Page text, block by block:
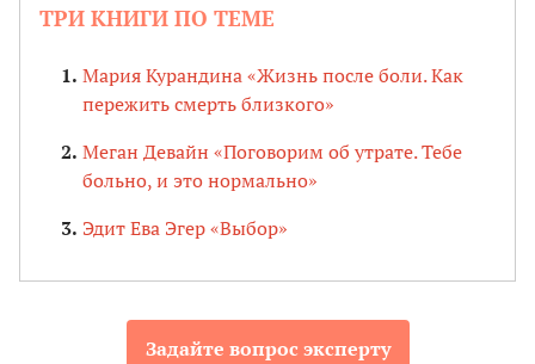
ТРИ КНИГИ ПО ТЕМЕ
Мария Курандина «Жизнь после боли. Как
пережить смерть близкого»
Меган Девайн «Поговорим об утрате. Тебе
больно, и это нормально»
Эдит Ева Эгер «Выбор»
Задайте вопрос эксперту